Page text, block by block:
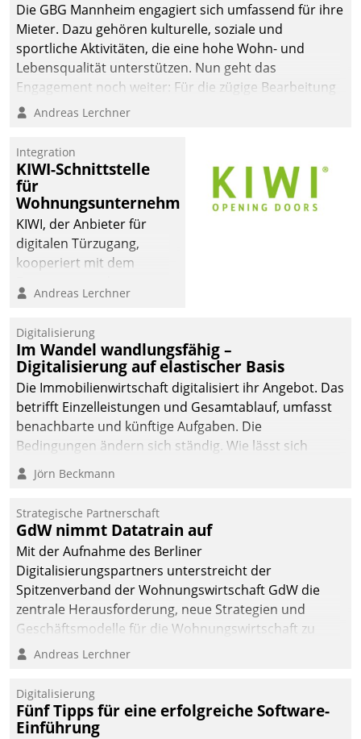
Die GBG Mannheim engagiert sich umfassend für ihre
Mieter. Dazu gehören kulturelle, soziale und
sportliche Aktivitäten, die eine hohe Wohn- und
Lebensqualität unterstützen. Nun geht das
Engagement noch weiter: Für die zügige Bearbeitung
von Beschwerden – oder Lob – richtet das
und Beschwerde-Management einen eigenen Kanal
ein.
Andreas Lerchner
Integration
KIWI-Schnittstelle
für
Wohnungsunternehmen
KIWI, der Anbieter für
digitalen Türzugang,
kooperiert mit dem
Softwareentwicklungshaus
Andreas Lerchner
Digitalisierung
Im Wandel wandlungsfähig –
Digitalisierung auf elastischer Basis
Die Immobilienwirtschaft digitalisiert ihr Angebot. Das
betrifft Einzelleistungen und Gesamtablauf, umfasst
benachbarte und künftige Aufgaben. Die
Bedingungen ändern sich ständig. Wie lässt sich
technisch die Kontrolle wahren und zugleich Freiraum
fürs Wachsen öffnen?
Jörn Beckmann
Strategische Partnerschaft
GdW nimmt Datatrain auf
Mit der Aufnahme des Berliner
Digitalisierungspartners unterstreicht der
Spitzenverband der Wohnungswirtschaft GdW die
zentrale Herausforderung, neue Strategien und
Geschäftsmodelle für die Wohnungswirtschaft zu
entwickeln.
Andreas Lerchner
Digitalisierung
Fünf Tipps für eine erfolgreiche Software-
Einführung